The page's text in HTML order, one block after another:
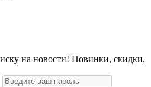
на новости! Новинки, скидки,